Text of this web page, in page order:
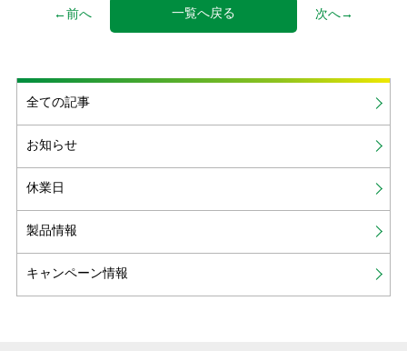
←前へ 一覧へ戻る 次へ→
全ての記事
お知らせ
休業日
製品情報
キャンペーン情報